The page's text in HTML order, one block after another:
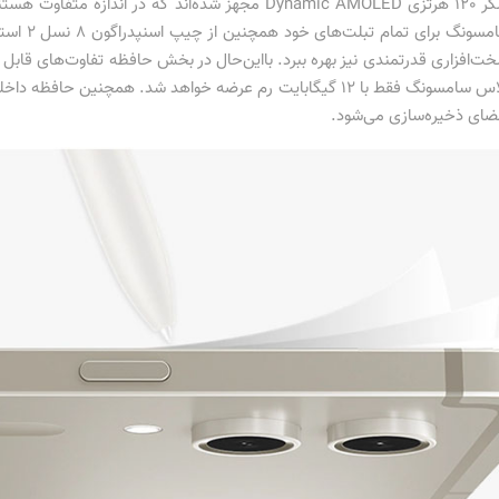
اسنپدراگون 8 نسل 2